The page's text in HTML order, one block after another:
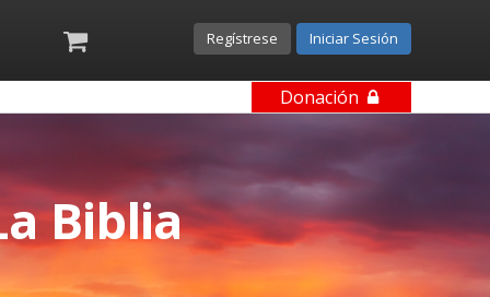
Regístrese Iniciar Sesión
Donación
Biblia